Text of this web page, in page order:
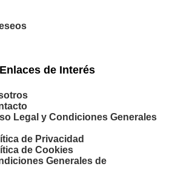
Enlaces de Interés
Legal y Condiciones Generales
de Privacidad
de Cookies
Generales de